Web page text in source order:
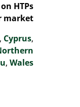
HTPs
market
, Cyprus,
, Wales